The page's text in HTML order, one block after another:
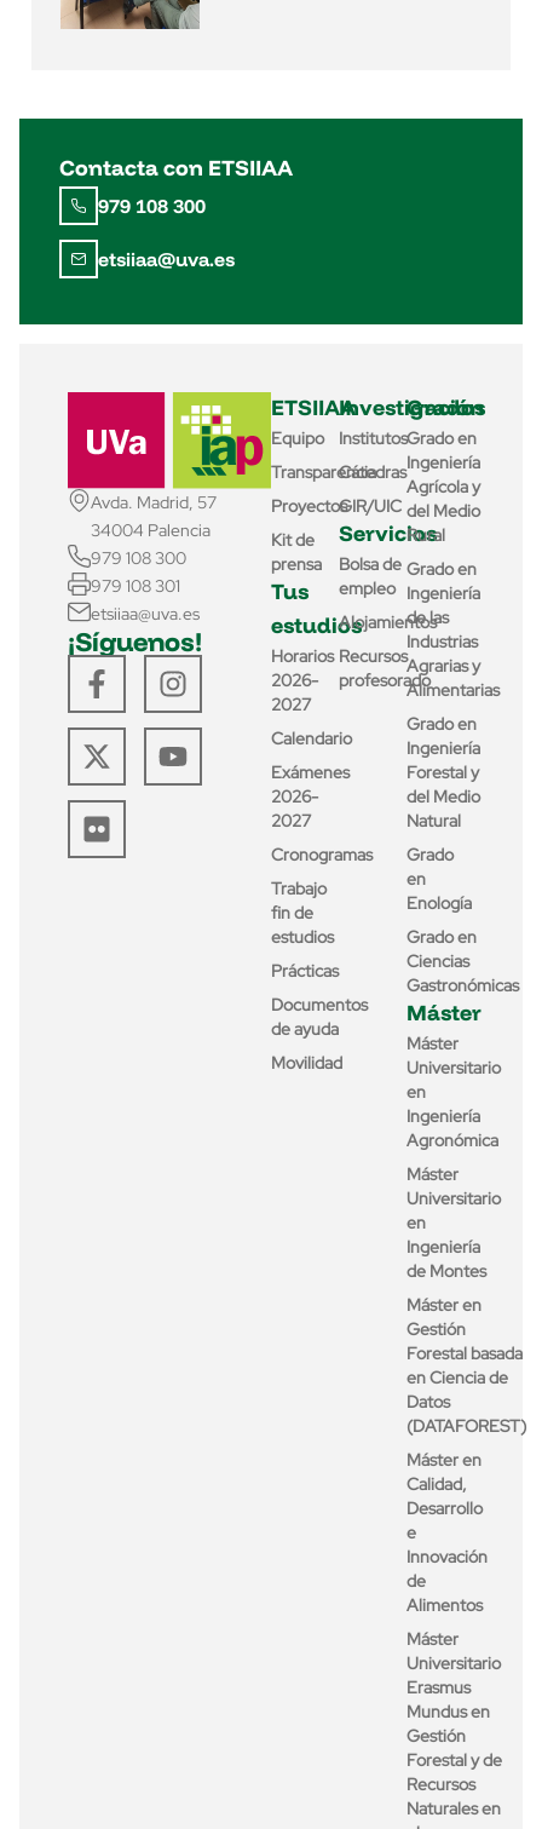
Contacta con ETSIIAA
979 108 300
etsiiaa@uva.es
Avda. Madrid, 57
34004 Palencia
979 108 300
979 108 301
etsiiaa@uva.es
¡Síguenos!
ETSIIAA
Equipo
Transparencia
Proyectos
Kit de
prensa
Tus
estudios
Horarios
2026-
2027
Calendario
Exámenes
2026-
2027
Cronogramas
Trabajo
fin de
estudios
Prácticas
Documentos
de ayuda
Movilidad
Investigación
Institutos
Cátedras
GIR/UIC
Servicios
Bolsa de
empleo
Alojamientos
Recursos
profesorado
Grados
Grado en
Ingeniería
Agrícola y
del Medio
Rural
Grado en
Ingeniería
de las
Industrias
Agrarias y
Alimentarias
Grado en
Ingeniería
Forestal y
del Medio
Natural
Grado
en
Enología
Grado en
Ciencias
Gastronómicas
Máster
Máster
Universitario
en
Ingeniería
Agronómica
Máster
Universitario
en
Ingeniería
de Montes
Máster en
Gestión
Forestal basada
en Ciencia de
Datos
(DATAFOREST)
Máster en
Calidad,
Desarrollo
e
Innovación
de
Alimentos
Máster
Universitario
Erasmus
Mundus en
Gestión
Forestal y de
Recursos
Naturales en